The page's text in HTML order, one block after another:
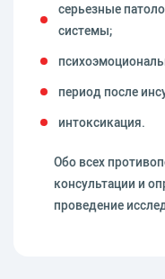
серьезные
системы;
период после
интоксикация.
Обо всех
консультации и
проведение